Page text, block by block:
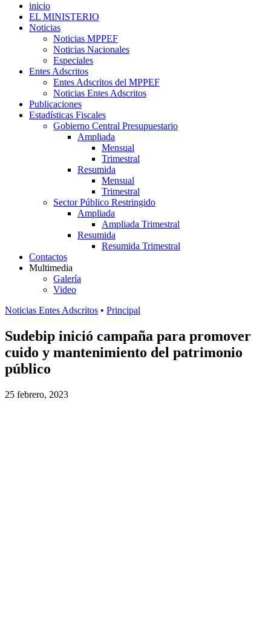
inicio
EL MINISTERIO
Noticias
Noticias MPPEF
Noticias Nacionales
Especiales
Entes Adscritos
Entes Adscritos del MPPEF
Noticias Entes Adscritos
Publicaciones
Estadísticas Fiscales
Gobierno Central Presupuestario
Ampliada
Mensual
Trimestral
Resumida
Mensual
Trimestral
Sector Público Restringido
Ampliada
Ampliada Trimestral
Resumida
Resumida Trimestral
Contactos
Multimedia
Galería
Video
Noticias Entes Adscritos • Principal
Sudebip inició campaña para promover
cuido y mantenimiento del patrimonio
público
25 febrero, 2023